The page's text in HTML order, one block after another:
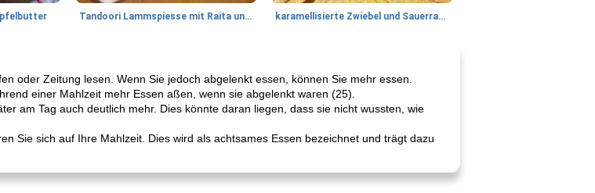
Tandoori Lammspiesse mit Raita und Couscous karamellisierte Zwiebel und Sauerrahmaufstrich
oder Zeitung lesen. Wenn Sie jedoch abgelenkt essen, können Sie mehr essen.
einer Mahlzeit mehr Essen aßen, wenn sie abgelenkt waren (25).
am Tag auch deutlich mehr. Dies könnte daran liegen, dass sie nicht wussten, wie
Sie sich auf Ihre Mahlzeit. Dies wird als achtsames Essen bezeichnet und trägt dazu